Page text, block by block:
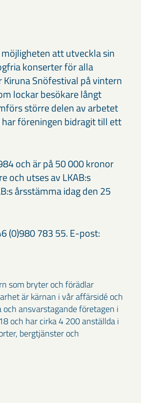
att utveckla sin
konserter för alla
Kiruna Snöfestival på vintern
lockar besökare långt
större delen av arbetet
föreningen bidragit till ett
och är på 50 000 kronor
och utses av LKAB:s
årsstämma idag den 25
(0)980 783 55. E-post:
som bryter och förädlar
är kärnan i vår affärsidé och
ansvarstagande företagen i
och har cirka 4 200 anställda i
bergtjänster och